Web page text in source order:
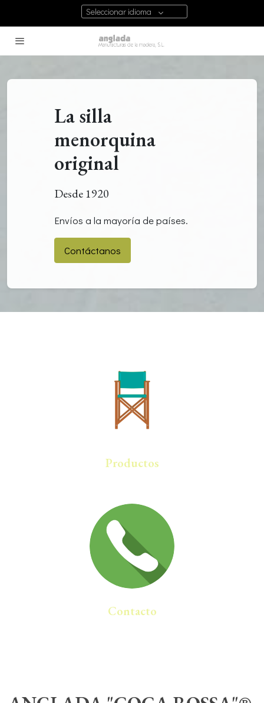
Seleccionar idioma
La silla
menorquina
original
Desde 1920
Envíos a la mayoría de países.
Contáctanos
Productos
Contacto